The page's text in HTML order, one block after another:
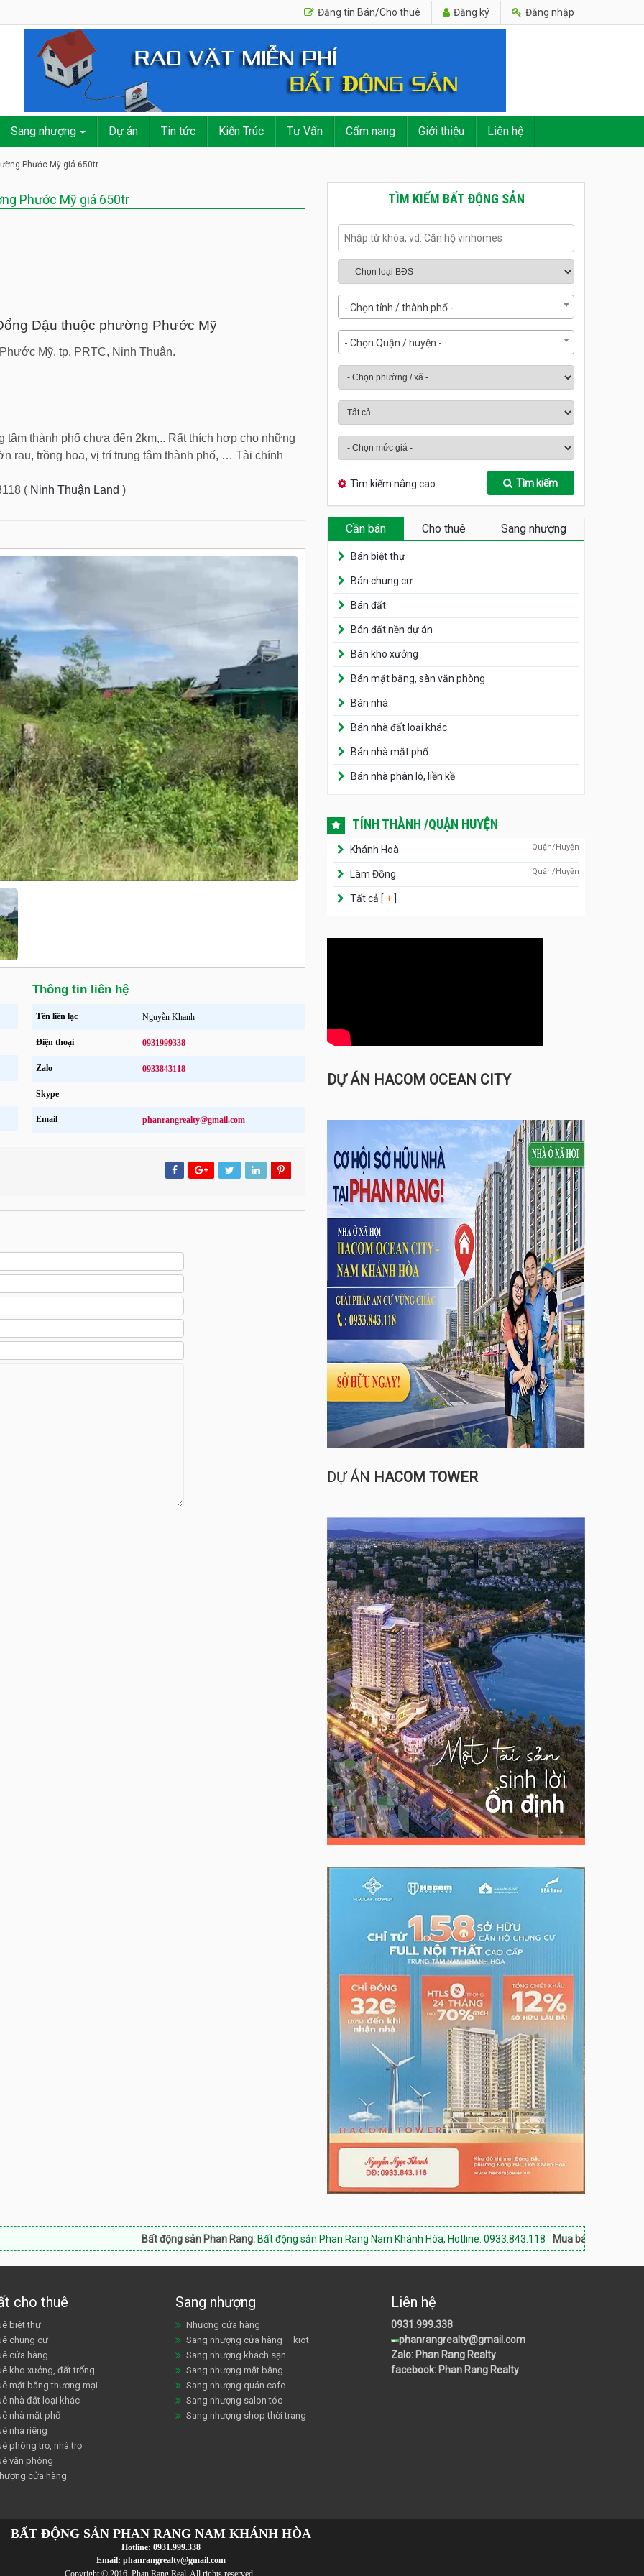
Đăng tin Bán/Cho thuê Đăng ký Đăng nhập
Sang nhượng Dự án Tin tức Kiến Trúc Tư Vấn Cẩm nang Giới thiệu Liên hệ
Phước Mỹ giá 650tr
Phước Mỹ giá 650tr
Dậu thuộc phường Phước Mỹ
Mỹ, tp. PRTC, Ninh Thuận.
tâm thành phố chưa đến 2km,.. Rất thích hợp cho những
rau, trồng hoa, vị trí trung tâm thành phố, … Tài chính
( Ninh Thuận Land )
Thông tin liên hệ
Tên liên lạc Nguyễn Khanh
Điện thoại 0931999338
Zalo 0933843118
Skype
Email phanrangrealty@gmail.com
TÌM KIẾM BẤT ĐỘNG SẢN
- Chọn tỉnh / thành phố -
- Chọn Quận / huyện -
Tìm kiếm nâng cao Tìm kiếm
Cần bán Cho thuê Sang nhượng
Bán biệt thự
Bán chung cư
Bán đất
Bán đất nền dự án
Bán kho xưởng
Bán mặt bằng, sàn văn phòng
Bán nhà
Bán nhà đất loại khác
Bán nhà mặt phố
Bán nhà phân lô, liền kề
TỈNH THÀNH /QUẬN HUYỆN
Khánh Hoà Quận/Huyện
Lâm Đồng Quận/Huyện
Tất cả [ + ]
DỰ ÁN HACOM OCEAN CITY
DỰ ÁN HACOM TOWER
Bất động sản Phan Rang:Bất động sản Phan Rang Nam Khánh Hòa, Hotline: 0933.843.118 Mua bán nhà đất Phan Rang:
cho thuê
biệt thự
chung cư
cửa hàng
kho xưởng, đất trống
mặt bằng thương mại
nhà đất loại khác
nhà mặt phố
nhà riêng
phòng trọ, nhà trọ
văn phòng
cửa hàng
Sang nhượng
Nhượng cửa hàng
Sang nhượng cửa hàng – kiot
Sang nhượng khách sạn
Sang nhượng mặt bằng
Sang nhượng quán cafe
Sang nhượng salon tóc
Sang nhượng shop thời trang
Liên hệ
0931.999.338
phanrangrealty@gmail.com
Zalo: Phan Rang Realty
facebook: Phan Rang Realty
BẤT ĐỘNG SẢN PHAN RANG NAM KHÁNH HÒA
Hotline: 0931.999.338
Email: phanrangrealty@gmail.com